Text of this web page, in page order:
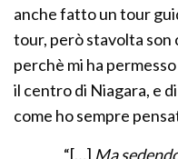
anche fatto un tour
tour, però stavolta
perchè mi ha
il centro di Niagara, e
come ho sempre
“[…] Ma